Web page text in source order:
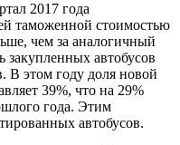
2017 года
таможенной стоимостью
чем за аналогичный
закупленных автобусов
В этом году доля новой
39%, что на 29%
года. Этим
автобусов.